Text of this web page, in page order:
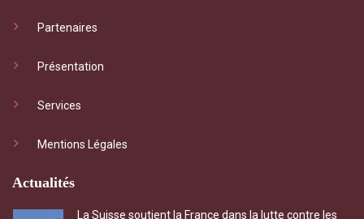
Partenaires
Présentation
Services
Mentions Légales
Actualités
La Suisse soutient la France dans la lutte contre les